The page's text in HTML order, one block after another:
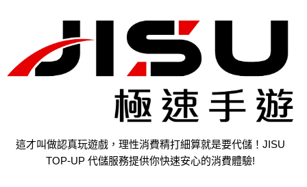
這才叫做認真玩遊戲，理性消費精打細算就是要代儲！JISU
TOP-UP 代儲服務提供你快速安心的消費體驗!